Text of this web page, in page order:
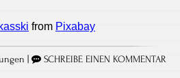
from Pixabay
SCHREIBE EINEN KOMMENTAR